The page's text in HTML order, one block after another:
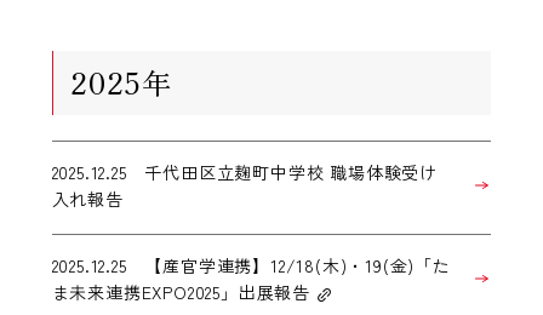
2025年
2025.12.25 千代田区立麹町中学校 職場体験受け
入れ報告
2025.12.25 【産官学連携】12/18(木)・19(金)「た
ま未来連携EXPO2025」出展報告